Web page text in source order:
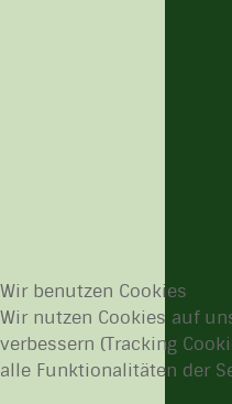
Wir benutzen Cookies
Wir nutzen Cookies auf
verbessern (Tracking
alle Funktionalitäten der